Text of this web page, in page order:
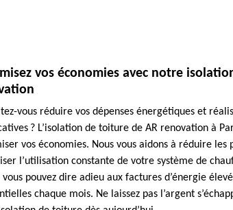
vos économies avec notre
vous réduire vos dépenses énergétiques et
? L’isolation de toiture de AR renovation à
vos économies. Nous vous aidons à réduire les
l’utilisation constante de votre système de
vous pouvez dire adieu aux factures d’énergie
chaque mois. Ne laissez pas l’argent